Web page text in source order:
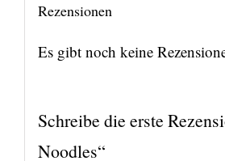
Rezensionen
Es gibt noch keine
Schreibe die erste
Noodles“